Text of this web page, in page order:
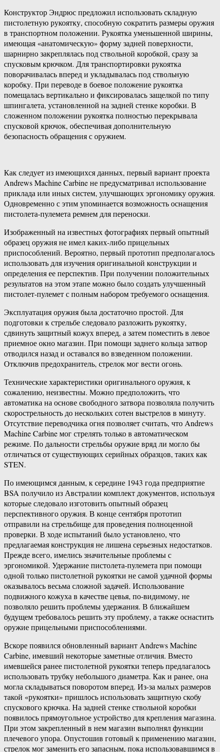
Конструктор Эндрюс предложил использовать складную
пистолетную рукоятку, способную сократить размеры оружия
в транспортном положении. Рукоятка уменьшенной ширины,
имеющая «анатомическую» форму задней поверхности,
шарнирно закреплялась под ствольной коробкой, сразу за
спусковым крючком. Для транспортировки рукоятка
поворачивалась вперед и укладывалась под ствольную
коробку. При переводе в боевое положение рукоятка
помещалась вертикально и фиксировалась защелкой по типу
шпингалета, установленной на задней стенке коробки. В
сложенном положении рукоятка полностью перекрывала
спусковой крючок, обеспечивая дополнительную
безопасность обращения с оружием.
Как следует из имеющихся данных, первый вариант проекта
Andrews Machine Carbine не предусматривал использование
приклада или иных систем, улучшающих эргономику оружия.
Одновременно с этим упоминается возможность оснащения
пистолета-пулемета ремнем для переноски.
Изображенный на известных фотографиях первый опытный
образец оружия не имел каких-либо прицельных
приспособлений. Вероятно, первый прототип предполагалось
использовать для изучения оригинальной конструкции и
определения ее перспектив. При получении положительных
результатов на этом этапе можно было создать улучшенный
пистолет-пулемет с полным набором требуемого оснащения.
Эксплуатация оружия была достаточно простой. Для
подготовки к стрельбе следовало разложить рукоятку,
сдвинуть защитный кожух вперед, а затем поместить в левое
приемное окно магазин. При помощи заднего кольца затвор
отводился назад и оставался во взведенном положении.
Отключив предохранитель, стрелок мог вести огонь.
Технические характеристики оригинального оружия, к
сожалению, неизвестны. Можно предположить, что
автоматика на основе свободного затвора позволяла получить
скорострельность до нескольких сотен выстрелов в минуту.
Отсутствие переводчика огня позволяет считать, что Andrews
Machine Carbine мог стрелять только в автоматическом
режиме. По дальности стрельбы оружие вряд ли могло бы
отличаться от существующих серийных образцов, таких как
STEN.
По имеющимся данным, к середине 1943 года предприятие
BSA получило из Австралии комплект документов, используя
которые следовало изготовить опытный образец
перспективного оружия. В конце сентября прототип
отправили на стрельбище для проведения полноценной
проверки. В ходе испытаний было установлено, что
предлагаемая конструкция не лишена серьезных недостатков.
Прежде всего, имелись значительные проблемы с
эргономикой. Удержание пистолета-пулемета при помощи
одной только пистолетной рукоятки не самой удачной формы
оказывалось весьма сложной задачей. Использование
подвижного кожуха в качестве цевья, по-видимому, не
позволяло решить проблемы удержания. В ближайшем
будущем требовалось решить эту проблему, а также оснастить
оружие прицельными приспособлениями.
Вскоре появился обновленный вариант Andrews Machine
Carbine, имевший некоторые заметные отличия. Вместо
имевшейся ранее пистолетной рукоятки теперь предлагалось
использовать трубку небольшого диаметра. Как и ранее, она
могла складываться поворотом вперед. Из-за малых размеров
такой «рукоятки» пришлось использовать защитную скобу
спускового крючка. На задней стенке ствольной коробки
появилось прямоугольное устройство для крепления магазина.
При этом закрепленный в нем магазин выполнял функции
плечевого упора. Опустошив готовый к применению магазин,
стрелок мог заменить его запасным, пока использовавшимся в